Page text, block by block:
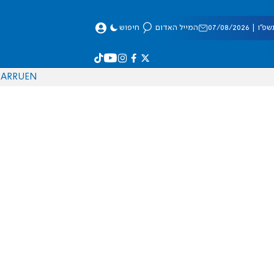
08/2026 המייל האדום חיפוש
EN
RU
AR